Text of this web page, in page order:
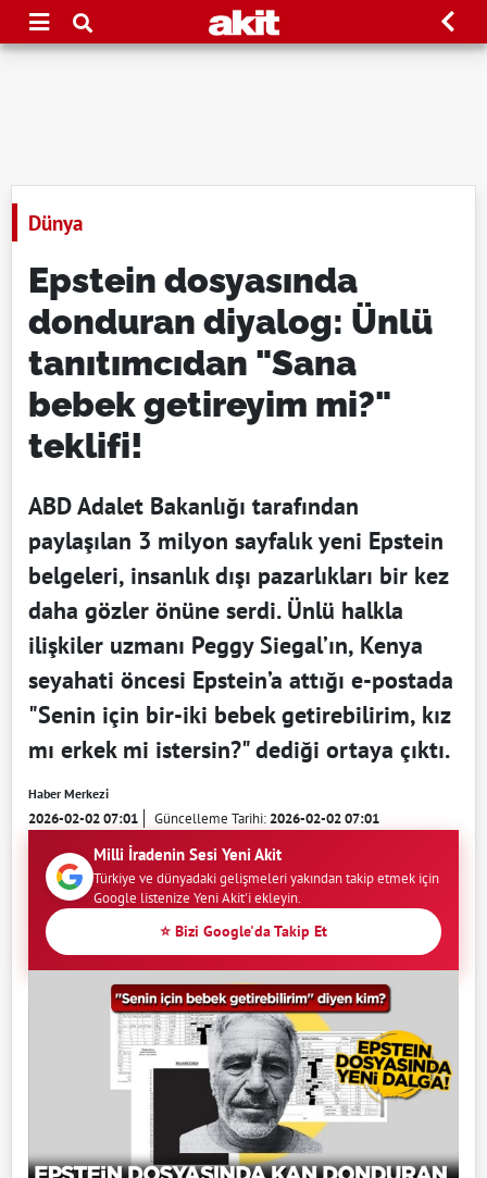
Dünya
Epstein dosyasında
donduran diyalog: Ünlü
tanıtımcıdan "Sana
bebek getireyim mi?"
teklifi!
ABD Adalet Bakanlığı tarafından
paylaşılan 3 milyon sayfalık yeni Epstein
belgeleri, insanlık dışı pazarlıkları bir kez
daha gözler önüne serdi. Ünlü halkla
ilişkiler uzmanı Peggy Siegal’ın, Kenya
seyahati öncesi Epstein’a attığı e-postada
"Senin için bir-iki bebek getirebilirim, kız
mı erkek mi istersin?" dediği ortaya çıktı.
Haber Merkezi
2026-02-02 07:01 Güncelleme Tarihi:2026-02-02 07:01
Milli İradenin Sesi Yeni Akit
Türkiye ve dünyadaki gelişmeleri yakından takip etmek için
Google listenize Yeni Akit'i ekleyin.
⭐ Bizi Google'da Takip Et